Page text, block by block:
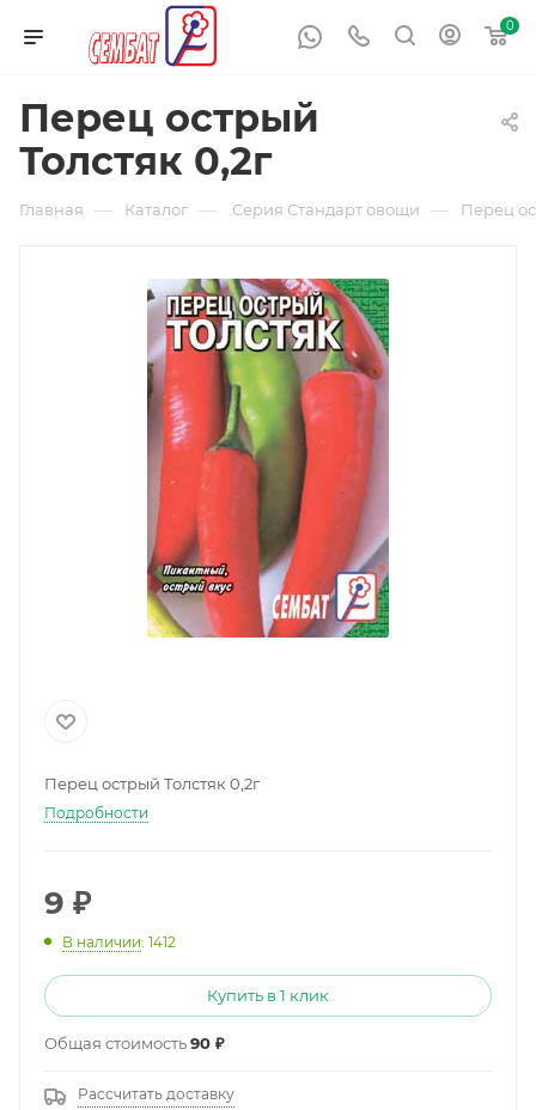
0
Перец острый
Толстяк 0,2г
Главная — Каталог — .Серия Стандарт овощи — Перец
Перец острый Толстяк 0,2г
Подробности
9 ₽
В наличии: 1412
Купить в 1 клик
Общая стоимость90 ₽
Рассчитать доставку